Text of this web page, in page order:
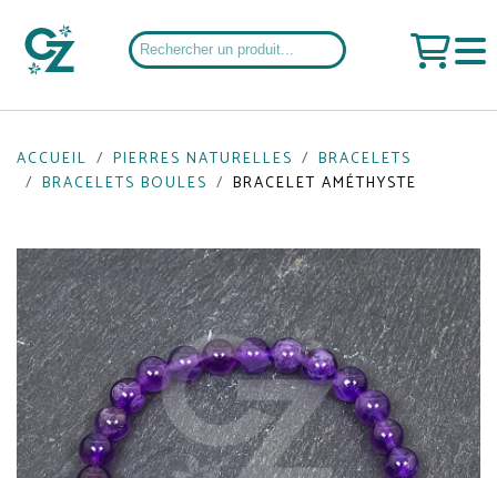
ACCUEIL PIERRES NATURELLES
BRACELETS
BRACELETS BOULES
BRACELET AMÉTHYSTE